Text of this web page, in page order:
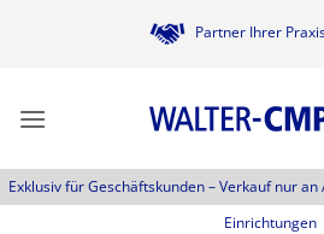
Partner Ihrer
Exklusiv für Geschäftskunden –Verkauf nur an
Einrichtungen